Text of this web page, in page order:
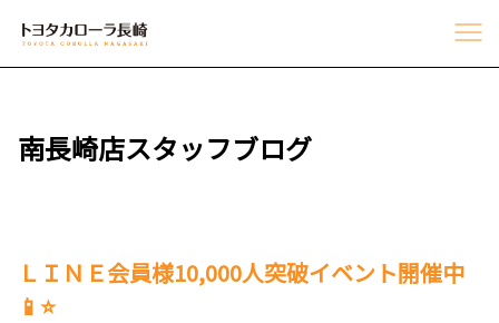
南長崎店スタッフブログ
ＬＩＮＥ会員様10,000人突破イベント開催中
📱⭐